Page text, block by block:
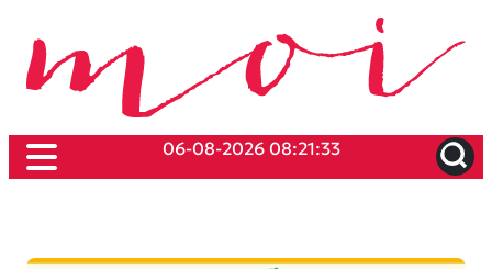
06-08-2026 08:21:33